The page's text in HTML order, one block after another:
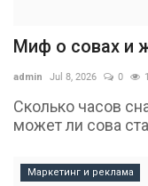
Миф о совах и
admin Jul 8, 2026 0
Сколько часов
может ли сова
Маркетинг и реклама